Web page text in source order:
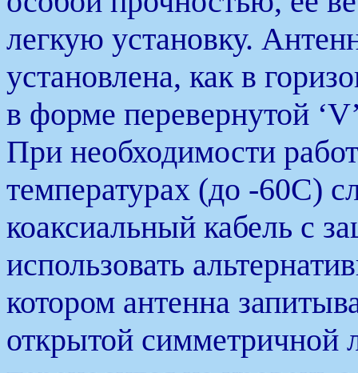
легкую установку.
установлена, как в
в форме перевернутой
При необходимости
температурах (до -60С)
коаксиальный кабель с
использовать
котором антенна
открытой симметричной